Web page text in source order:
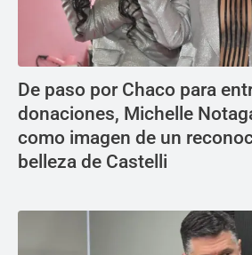
De paso por Chaco para
donaciones, Michelle
como imagen de un
belleza de Castelli